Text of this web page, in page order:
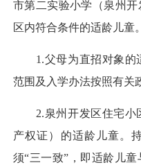
市第二实验小学（泉州
区内符合条件的适龄儿童
1.父母为直招对象的
范围及入学办法按照有关
2.泉州开发区住宅小
产权证）的适龄儿童。
须“三一致”，即适龄儿童